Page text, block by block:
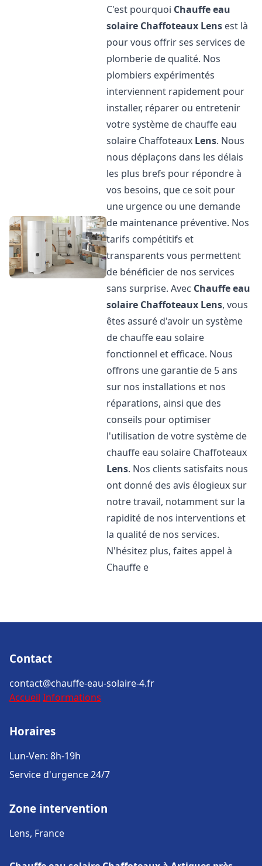
C'est pourquoi Chauffe eau
solaire Chaffoteaux Lens est là
pour vous offrir ses services de
plomberie de qualité. Nos
plombiers expérimentés
interviennent rapidement pour
installer, réparer ou entretenir
votre système de chauffe eau
solaire Chaffoteaux Lens. Nous
nous déplaçons dans les délais
les plus brefs pour répondre à
vos besoins, que ce soit pour
une urgence ou une demande
de maintenance préventive. Nos
tarifs compétitifs et
transparents vous permettent
de bénéficier de nos services
sans surprise. Avec Chauffe eau
solaire Chaffoteaux Lens, vous
êtes assuré d'avoir un système
de chauffe eau solaire
fonctionnel et efficace. Nous
offrons une garantie de 5 ans
sur nos installations et nos
réparations, ainsi que des
conseils pour optimiser
l'utilisation de votre système de
chauffe eau solaire Chaffoteaux
Lens. Nos clients satisfaits nous
ont donné des avis élogieux sur
notre travail, notamment sur la
rapidité de nos interventions et
la qualité de nos services.
N'hésitez plus, faites appel à
Chauffe e
Contact
contact@chauffe-eau-solaire-4.fr
Accueil Informations
Horaires
Lun-Ven: 8h-19h
Service d'urgence 24/7
Zone intervention
Lens, France